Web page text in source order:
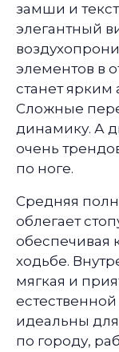
замши и
элегантный
элементов в
станет ярким
Сложные
динамику. А
очень
по ноге.
Средняя
облегает
обеспечивая
ходьбе.
мягкая и
идеальны
по городу,